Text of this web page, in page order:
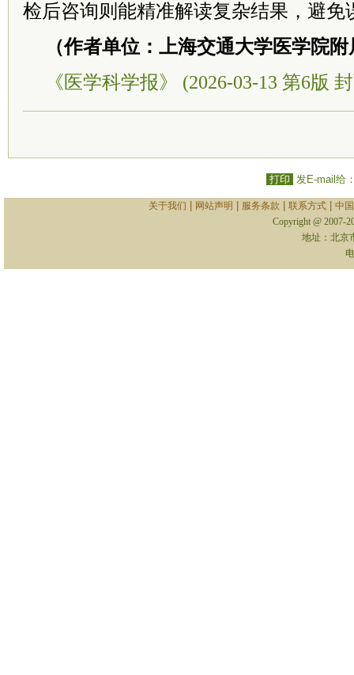
检后咨询则能精准解读复杂结果，避免
（作者单位：上海交通大学医学院
《医学科学报》 (2026-03-13 第6版
打印 发E-mail给
关于我们 网站声明 服务条款 联系方式| 中
Copyright @ 2007-
地址：北京